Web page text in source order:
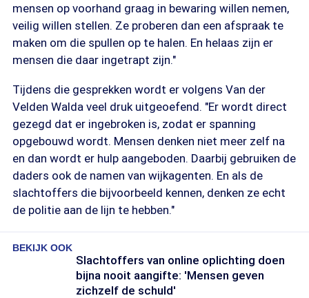
mensen op voorhand graag in bewaring willen nemen,
veilig willen stellen. Ze proberen dan een afspraak te
maken om die spullen op te halen. En helaas zijn er
mensen die daar ingetrapt zijn."
Tijdens die gesprekken wordt er volgens Van der
Velden Walda veel druk uitgeoefend. "Er wordt direct
gezegd dat er ingebroken is, zodat er spanning
opgebouwd wordt. Mensen denken niet meer zelf na
en dan wordt er hulp aangeboden. Daarbij gebruiken de
daders ook de namen van wijkagenten. En als de
slachtoffers die bijvoorbeeld kennen, denken ze echt
de politie aan de lijn te hebben."
BEKIJK OOK
Slachtoffers van online oplichting doen
bijna nooit aangifte: 'Mensen geven
zichzelf de schuld'